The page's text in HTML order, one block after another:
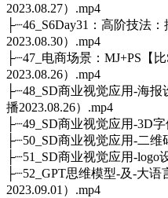
2023.08.27）.mp4
├┈46_S6Day31：高阶技法
2023.08.30）.mp4
├┈47_电商场景：MJ+PS【
2023.08.26）.mp4
├┈48_SD商业视觉应用-海
播2023.08.26）.mp4
├┈49_SD商业视觉应用-3D
├┈50_SD商业视觉应用-二维
├┈51_SD商业视觉应用-logo
├┈52_GPT思维模型-及-大
2023.09.01）.mp4